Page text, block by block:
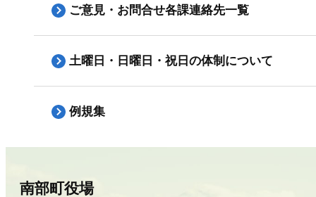
ご意見・お問合せ各課連絡先一覧
土曜日・日曜日・祝日の体制について
例規集
南部町役場